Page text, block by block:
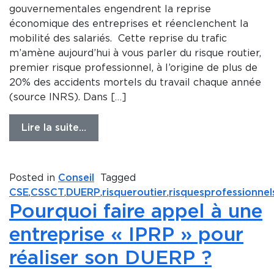
gouvernementales engendrent la reprise
économique des entreprises et réenclenchent la
mobilité des salariés. Cette reprise du trafic
m’amène aujourd’hui à vous parler du risque routier,
premier risque professionnel, à l’origine de plus de
20% des accidents mortels du travail chaque année
(source INRS). Dans […]
Lire la suite…
Posted in Conseil
Tagged
CSE,CSSCT, DUERP,risqueroutier,
Pourquoi faire appel à une
entreprise « IPRP » pour
réaliser son DUERP ?